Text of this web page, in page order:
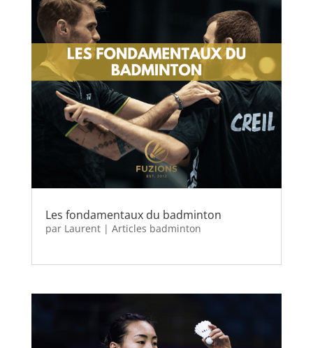
Les fondamentaux du badminton
par Laurent| Articles badminton